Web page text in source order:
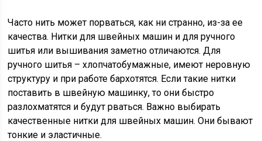
Часто нить может порваться, как ни странно, из-за ее
качества. Нитки для швейных машин и для ручного
шитья или вышивания заметно отличаются. Для
ручного шитья – хлопчатобумажные, имеют неровную
структуру и при работе бархотятся. Если такие нитки
поставить в швейную машинку, то они быстро
разлохматятся и будут рваться. Важно выбирать
качественные нитки для швейных машин. Они бывают
тонкие и эластичные.